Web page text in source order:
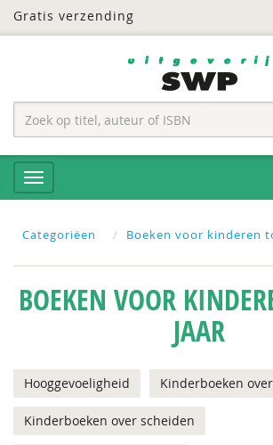
Gratis verzending
Categoriëen Boeken voor kinderen
BOEKEN VOOR
JAAR
Hooggevoeligheid Kinderboeken
Kinderboeken over scheiden